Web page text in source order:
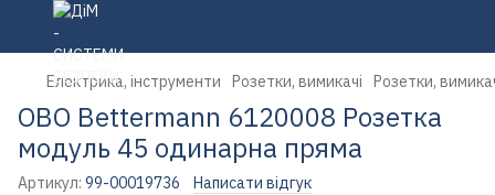
Електрика, інструменти Розетки, вимикачі Розетки,
OBO Bettermann 6120008 Розетка
модуль 45 одинарна пряма
Артикул: 99-00019736 Написати відгук